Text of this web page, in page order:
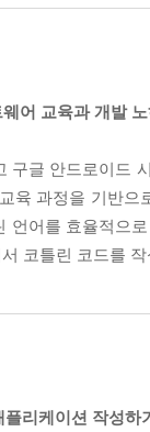
웨어 교육과 개발
구글 안드로이드
육 과정을 기반
언어를 효율적으
코틀린 코드를
리케이션 작성하